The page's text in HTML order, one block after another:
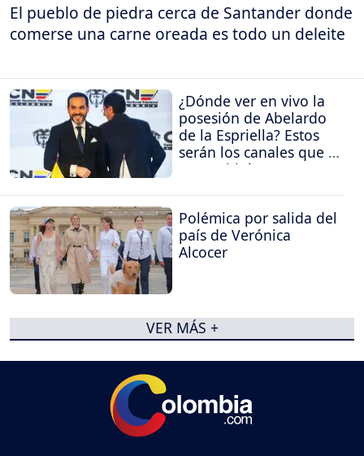
El pueblo de piedra cerca de Santander donde
comerse una carne oreada es todo un deleite
¿Dónde ver en vivo la
posesión de Abelardo
de la Espriella? Estos
serán los canales que la
transmitirán
Polémica por salida del
país de Verónica
Alcocer
VER MÁS +